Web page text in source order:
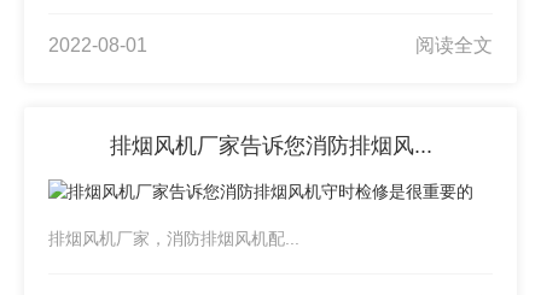
2022-08-01 阅读全文
排烟风机厂家告诉您消防排烟风...
排烟风机厂家，消防排烟风机配...